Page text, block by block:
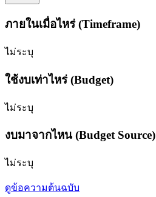
ภายในเมื่อไหร่ (Timeframe)
ไม่ระบุ
ใช้งบเท่าไหร่ (Budget)
ไม่ระบุ
งบมาจากไหน (Budget Source)
ไม่ระบุ
ดูข้อความต้นฉบับ